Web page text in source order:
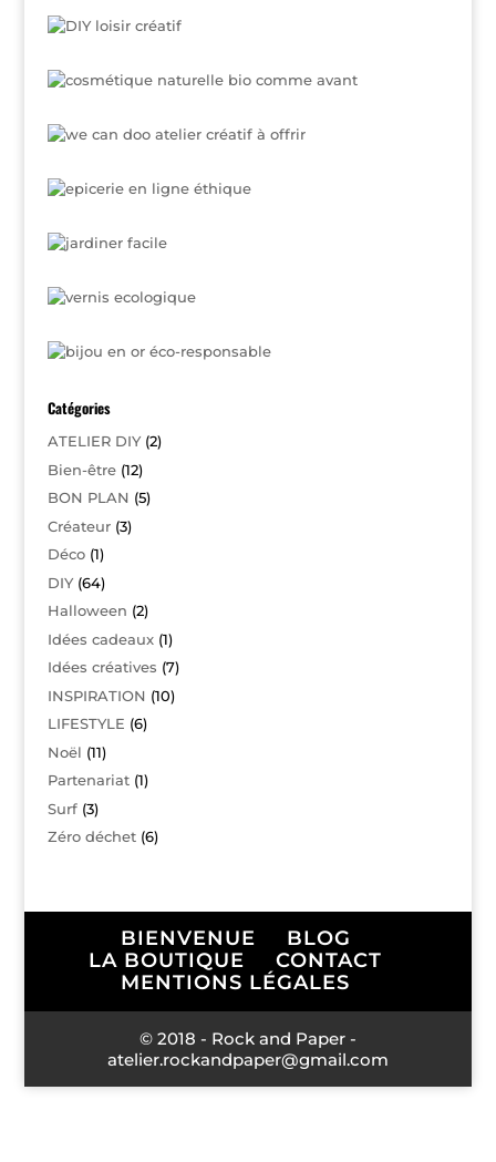
Catégories
ATELIER DIY(2)
Bien-être(12)
BON PLAN (5)
Créateur(3)
Déco(1)
DIY(64)
Halloween (2)
Idées cadeaux(1)
Idées créatives (7)
INSPIRATION (10)
LIFESTYLE (6)
Noël (11)
Partenariat(1)
Surf(3)
Zéro déchet(6)
BIENVENUE
BLOG
LA BOUTIQUE
CONTACT
MENTIONS LÉGALES
© 2018 - Rock and Paper -
atelier.rockandpaper@gmail.com